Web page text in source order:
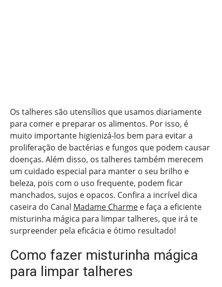
Os talheres são utensílios que usamos diariamente
para comer e preparar os alimentos. Por isso, é
muito importante higienizá-los bem para evitar a
proliferação de bactérias e fungos que podem causar
doenças. Além disso, os talheres também merecem
um cuidado especial para manter o seu brilho e
beleza, pois com o uso frequente, podem ficar
manchados, sujos e opacos. Confira a incrível dica
caseira do Canal Madame Charme e faça a eficiente
misturinha mágica para limpar talheres, que irá te
surpreender pela eficácia e ótimo resultado!
Como fazer misturinha mágica
para limpar talheres